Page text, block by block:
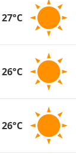
27°C
26°C
26°C